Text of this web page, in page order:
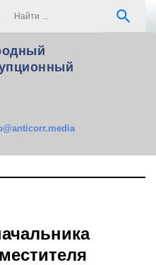
search